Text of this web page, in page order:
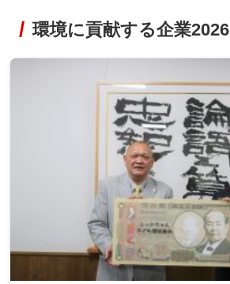
環境に貢献する企業2026